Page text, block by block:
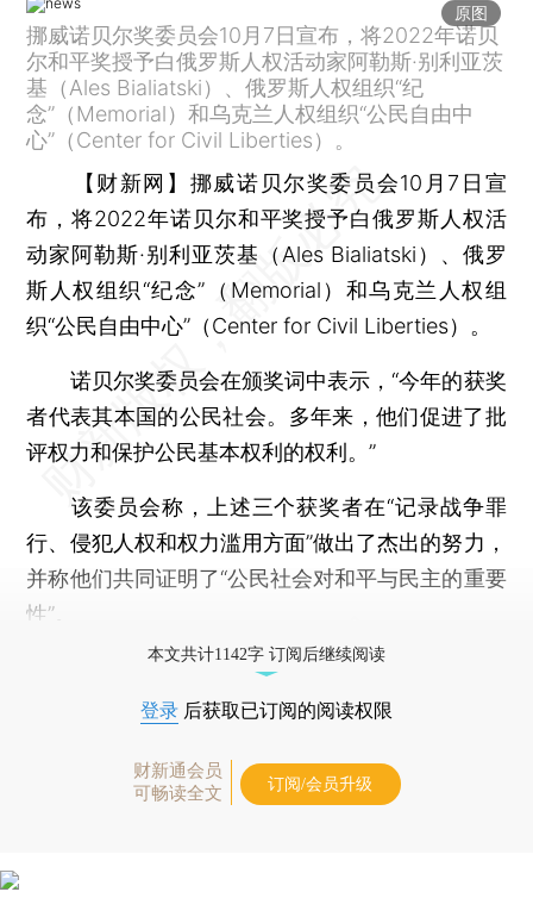
原图
挪威诺贝尔奖委员会10月7日宣布，将2022年诺贝
尔和平奖授予白俄罗斯人权活动家阿勒斯·别利亚茨
基（Ales Bialiatski）、俄罗斯人权组织“纪
念”（Memorial）和乌克兰人权组织“公民自由中
心”（Center for Civil Liberties）。
【财新网】 挪威诺贝尔奖委员会10月7日宣
布，将2022年诺贝尔和平奖授予白俄罗斯人权活
动家阿勒斯·别利亚茨基（Ales Bialiatski）、俄罗
斯人权组织“纪念”（Memorial）和乌克兰人权组
织“公民自由中心”（Center for Civil Liberties）。
诺贝尔奖委员会在颁奖词中表示，“今年的获奖
者代表其本国的公民社会。多年来，他们促进了批
评权力和保护公民基本权利的权利。”
该委员会称，上述三个获奖者在“记录战争罪
行、侵犯人权和权力滥用方面”做出了杰出的努力，
并称他们共同证明了“公民社会对和平与民主的重要
性”。
本文共计1142字 订阅后继续阅读
登录 后获取已订阅的阅读权限
财新通会员
可畅读全文
订阅/会员升级